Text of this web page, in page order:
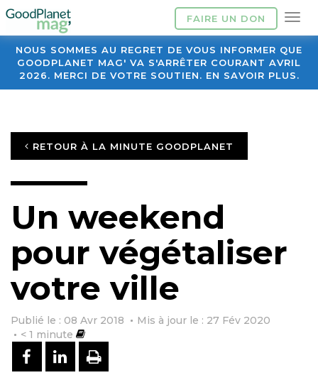
FAIRE UN DON
NOUS SOMMES AU REGRET DE VOUS INFORMER QUE
GOODPLANET MAG' VA S'ARRÊTER COURANT AVRIL
2026. MERCI DE VOTRE SOUTIEN. EN SAVOIR PLUS.
RETOUR À LA MINUTE GOODPLANET
Un weekend
pour végétaliser
votre ville
Publié le : 08 Avr 2018
Mis à jour le : 27 Fév 2020
< 1 minute
PARTAGER SUR FACEBOOK
PARTAGER SUR LINKEDIN
IMPRIMER